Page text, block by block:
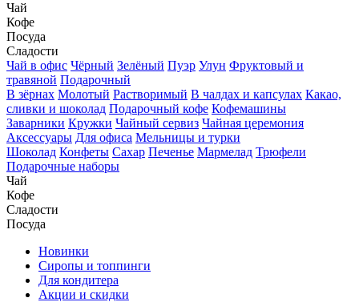
Чай
Кофе
Посуда
Сладости
Чай в офис Чёрный Зелёный Пуэр Улун Фруктовый и
травяной Подарочный
В зёрнах Молотый Растворимый В чалдах и капсулах Какао,
сливки и шоколад Подарочный кофе Кофемашины
Заварники Кружки Чайный сервиз Чайная церемония
Аксессуары Для офиса Мельницы и турки
Шоколад Конфеты Сахар Печенье Мармелад Трюфели
Подарочные наборы
Чай
Кофе
Сладости
Посуда
Новинки
Сиропы и топпинги
Для кондитера
Акции и скидки